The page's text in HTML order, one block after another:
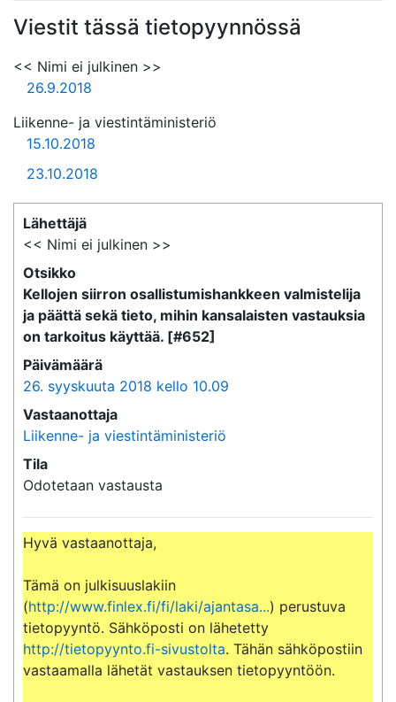
Viestit tässä tietopyynnössä
<< Nimi ei julkinen >>
26.9.2018
Liikenne- ja viestintäministeriö
15.10.2018
23.10.2018
Lähettäjä
<< Nimi ei julkinen >>
Otsikko
Kellojen siirron osallistumishankkeen valmistelija
ja päättä sekä tieto, mihin kansalaisten vastauksia
on tarkoitus käyttää. [#652]
Päivämäärä
26. syyskuuta 2018 kello 10.09
Vastaanottaja
Liikenne- ja viestintäministeriö
Tila
Odotetaan vastausta
Hyvä vastaanottaja,
Tämä on julkisuuslakiin
(http://www.finlex.fi/fi/laki/ajantasa...) perustuva
http://tietopyynto.fi-sivustolta. Tähän sähköpostiin
vastaamalla lähetät vastauksen tietopyyntöön.